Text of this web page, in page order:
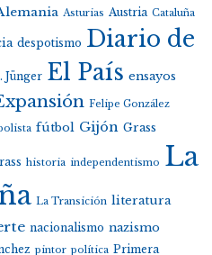
Asturias Austria Cataluña
despotismo Diario de
Jünger El País ensayos
Felipe González
fútbol Gijón Grass
historia independentismo La
La Transición literatura
nacionalismo nazismo
pintor política Primera